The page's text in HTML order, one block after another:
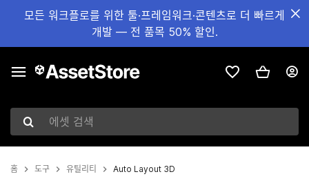
모든 워크플로를 위한 툴·프레임워크·콘텐츠로 더 빠르게
개발 — 전 품목 50% 할인.
에셋 검색
홈 도구 유틸리티 Auto Layout 3D